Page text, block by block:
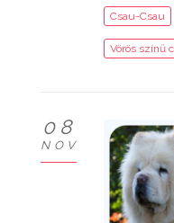
Csau-Csau
Vörös színű
08
NOV